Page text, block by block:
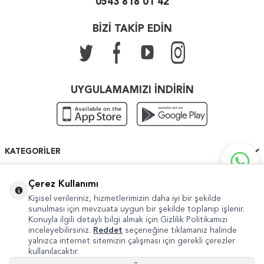
0543 818 01 42
BİZİ TAKİP EDİN
UYGULAMAMIZI İNDİRİN
KATEGORILER
HIZLI ERIŞIM
Çerez Kullanımı
Kişisel verileriniz, hizmetlerimizin daha iyi bir şekilde
sunulması için mevzuata uygun bir şekilde toplanıp işlenir.
Konuyla ilgili detaylı bilgi almak için Gizlilik Politikamızı
inceleyebilirsiniz. Reddet seçeneğine tıklamanız halinde
yalnızca internet sitemizin çalışması için gerekli çerezler
kullanılacaktır.